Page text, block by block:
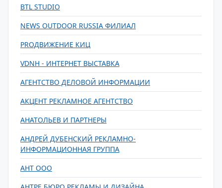
BTL STUDIO
NEWS OUTDOOR RUSSIA ФИЛИАЛ
PROДВИЖЕНИЕ КИЦ
VDNH - ИНТЕРНЕТ ВЫСТАВКА
АГЕНТСТВО ДЕЛОВОЙ ИНФОРМАЦИИ
АКЦЕНТ РЕКЛАМНОЕ АГЕНТСТВО
АНАТОЛЬЕВ И ПАРТНЕРЫ
АНДРЕЙ ДУБЕНСКИЙ РЕКЛАМНО-
ИНФОРМАЦИОННАЯ ГРУППА
АНТ ООО